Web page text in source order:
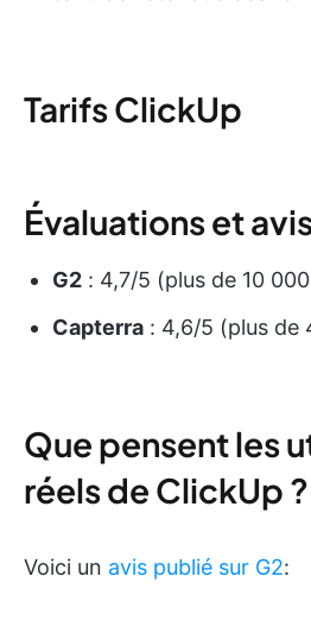
Tarifs ClickUp
Évaluations et
G2 : 4,7/5 (plus de 10
Capterra : 4,6/5 (plus de
Que pensent les
réels de ClickUp ?
Voici un avis publié sur G2: